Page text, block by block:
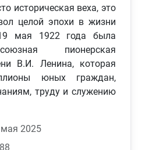
историческая веха, это
целой эпохи в жизни
мая 1922 года была
пионерская
В.И. Ленина, которая
юных граждан,
труду и служению
2025